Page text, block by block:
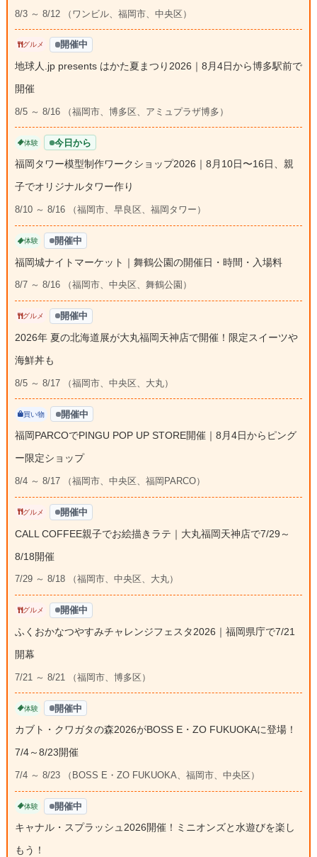
8/3 ～ 8/12 （ワンビル、福岡市、中央区）
グルメ 開催中
地球人.jp presents はかた夏まつり2026｜8月4日から博多駅前で
開催
8/5 ～ 8/16 （福岡市、博多区、アミュプラザ博多）
体験 今日から
福岡タワー模型制作ワークショップ2026｜8月10日〜16日、親
子でオリジナルタワー作り
8/10 ～ 8/16 （福岡市、早良区、福岡タワー）
体験 開催中
福岡城ナイトマーケット｜舞鶴公園の開催日・時間・入場料
8/7 ～ 8/16 （福岡市、中央区、舞鶴公園）
グルメ 開催中
2026年 夏の北海道展が大丸福岡天神店で開催！限定スイーツや
海鮮丼も
8/5 ～ 8/17 （福岡市、中央区、大丸）
買い物 開催中
福岡PARCOでPINGU POP UP STORE開催｜8月4日からピング
ー限定ショップ
8/4 ～ 8/17 （福岡市、中央区、福岡PARCO）
グルメ 開催中
CALL COFFEE親子でお絵描きラテ｜大丸福岡天神店で7/29～
8/18開催
7/29 ～ 8/18 （福岡市、中央区、大丸）
グルメ 開催中
ふくおかなつやすみチャレンジフェスタ2026｜福岡県庁で7/21
開幕
7/21 ～ 8/21 （福岡市、博多区）
体験 開催中
カブト・クワガタの森2026がBOSS E・ZO FUKUOKAに登場！
7/4～8/23開催
7/4 ～ 8/23 （BOSS E・ZO FUKUOKA、福岡市、中央区）
体験 開催中
キャナル・スプラッシュ2026開催！ミニオンズと水遊びを楽し
もう！